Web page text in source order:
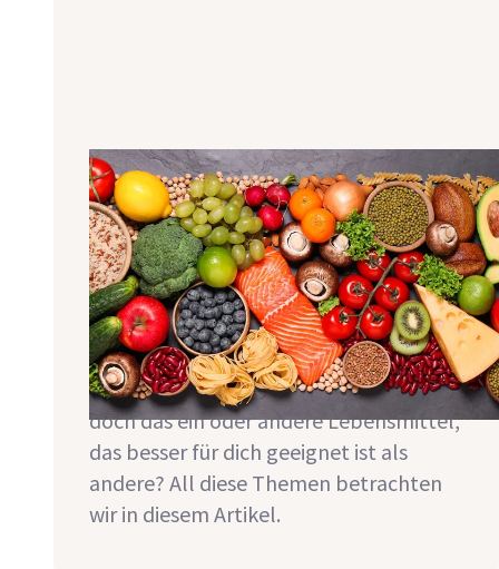
Geeignete Lebensmittel nach
Transplantation
In der Zeit an der Dialyse musstest du
dich an viele Einschränkungen in Bezug
auf Ernährung halten. Doch wie sieht
das nach der Transplantation aus?
Darfst du wieder alles unbeschränkt
essen, worauf du Lust hast? Oder gibt es
doch das ein oder andere Lebensmittel,
das besser für dich geeignet ist als
andere? All diese Themen betrachten
wir in diesem Artikel.